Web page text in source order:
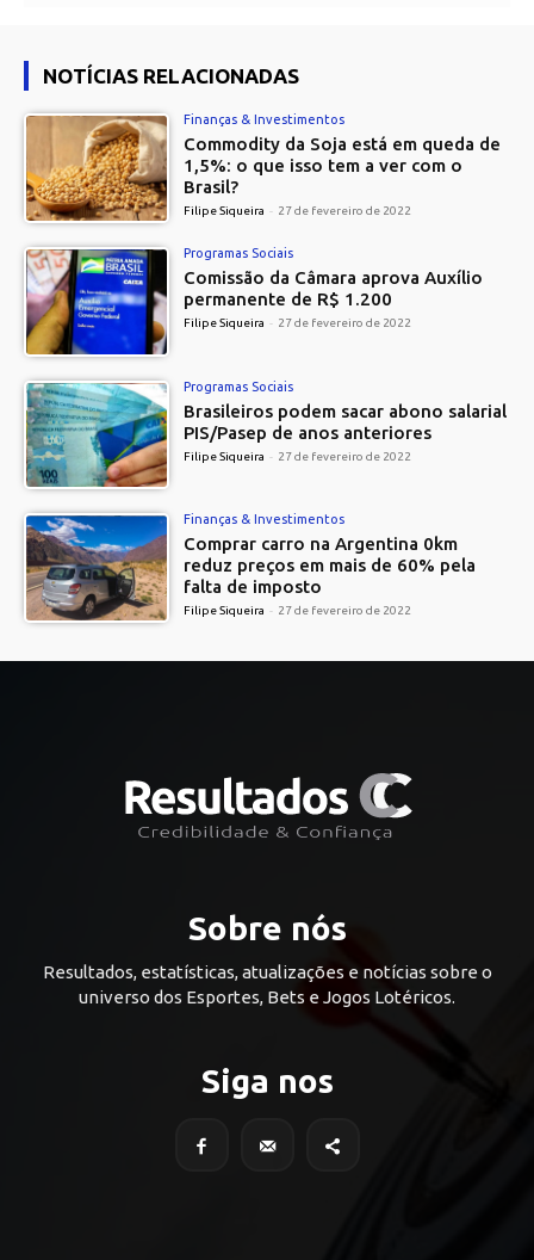
NOTÍCIAS RELACIONADAS
Finanças & Investimentos
Commodity da Soja está em queda de
1,5%: o que isso tem a ver com o
Brasil?
Filipe Siqueira - 27 de fevereiro de 2022
Programas Sociais
Comissão da Câmara aprova Auxílio
permanente de R$ 1.200
Filipe Siqueira - 27 de fevereiro de 2022
Programas Sociais
Brasileiros podem sacar abono salarial
PIS/Pasep de anos anteriores
Filipe Siqueira - 27 de fevereiro de 2022
Finanças & Investimentos
Comprar carro na Argentina 0km
reduz preços em mais de 60% pela
falta de imposto
Filipe Siqueira - 27 de fevereiro de 2022
Sobre nós
Resultados, estatísticas, atualizações e notícias sobre o
universo dos Esportes, Bets e Jogos Lotéricos.
Siga nos